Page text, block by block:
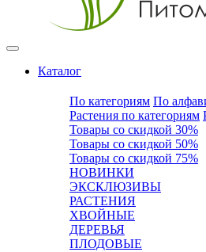
Каталог
По категориям По
Растения по категориям
Товары со скидкой 30%
Товары со скидкой 50%
Товары со скидкой 75%
НОВИНКИ
ЭКСКЛЮЗИВЫ
РАСТЕНИЯ
ХВОЙНЫЕ
ДЕРЕВЬЯ
ПЛОДОВЫЕ